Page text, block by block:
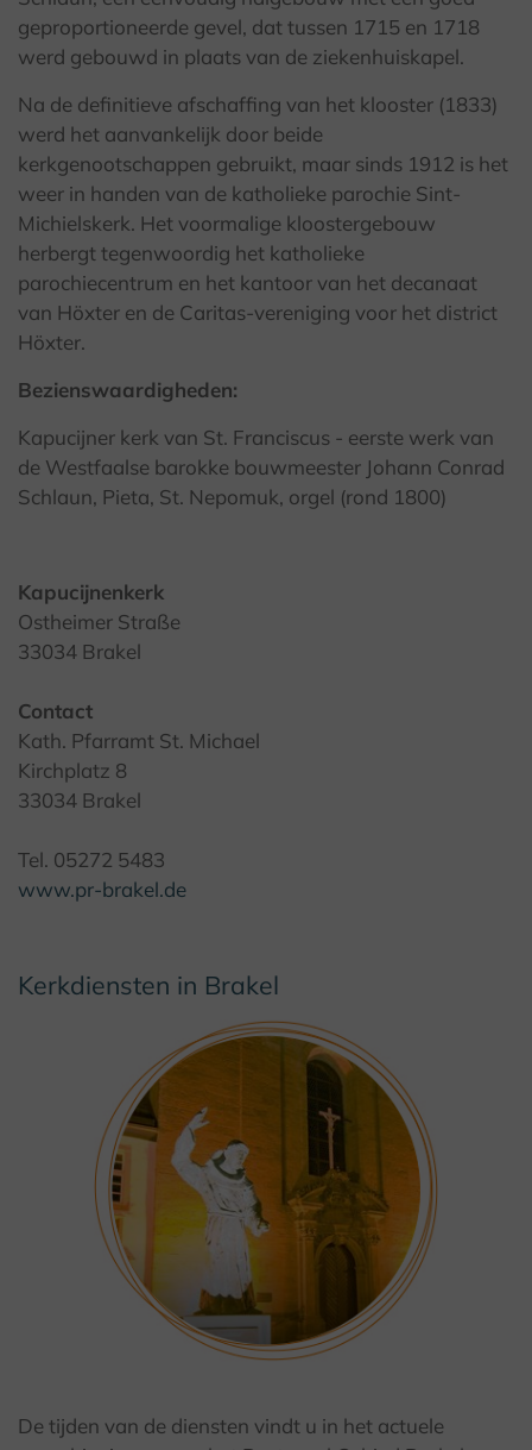
geproportioneerde gevel, dat tussen 1715 en 1718
werd gebouwd in plaats van de ziekenhuiskapel.
Na de definitieve afschaffing van het klooster (1833)
werd het aanvankelijk door beide
kerkgenootschappen gebruikt, maar sinds 1912 is het
weer in handen van de katholieke parochie Sint-
Michielskerk. Het voormalige kloostergebouw
herbergt tegenwoordig het katholieke
parochiecentrum en het kantoor van het decanaat
van Höxter en de Caritas-vereniging voor het district
Höxter.
Bezienswaardigheden:
Kapucijner kerk van St. Franciscus - eerste werk van
de Westfaalse barokke bouwmeester Johann Conrad
Schlaun, Pieta, St. Nepomuk, orgel (rond 1800)
Kapucijnenkerk
Ostheimer Straße
33034 Brakel
Contact
Kath. Pfarramt St. Michael
Kirchplatz 8
33034 Brakel
Tel. 05272 5483
www.pr-brakel.de
Kerkdiensten in Brakel
De tijden van de diensten vindt u in het actuele